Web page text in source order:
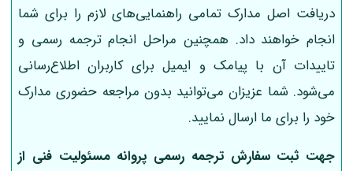
دریافت اصل مدارک تمامی راهنمایی‌های لازم را برای شما
انجام خواهند داد. همچنین مراحل انجام ترجمه رسمی و
تاییدات آن با پیامک و ایمیل برای کاربران اطلاع‌رسانی
می‌شود. شما عزیزان می‌توانید بدون مراجعه حضوری مدارک
خود را برای ما ارسال نمایید.
جهت ثبت سفارش ترجمه رسمی پروانه مسئولیت فنی از